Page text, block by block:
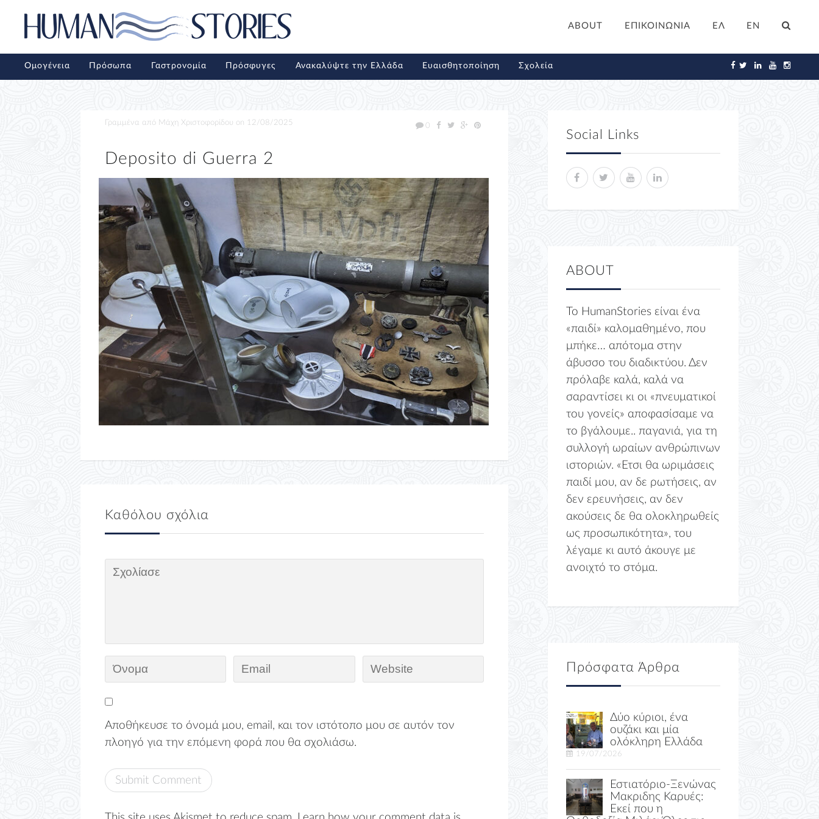
ABOUT ΕΠΙΚΟΙΝΩΝΙΑ ΕΛ EN
Ομογένεια Πρόσωπα Γαστρονομία Πρόσφυγες Ανακαλύψτε την Ελλάδα Ευαισθητοποίηση Σχολεία
Γραμμένα από Μάχη Χριστοφορίδου on 12/08/2025 0
Deposito di Guerra 2
Καθόλου σχόλια
Αποθήκευσε το όνομά μου, email, και τον ιστότοπο μου σε αυτόν τον
πλοηγό για την επόμενη φορά που θα σχολιάσω.
Social Links
ABOUT
Το HumanStories είναι ένα
«παιδί» καλομαθημένο, που
μπήκε… απότομα στην
άβυσσο του διαδικτύου. Δεν
πρόλαβε καλά, καλά να
σαραντίσει κι οι «πνευματικοί
του γονείς» αποφασίσαμε να
το βγάλουμε.. παγανιά, για τη
συλλογή ωραίων ανθρώπινων
ιστοριών. «Ετσι θα ωριμάσεις
παιδί μου, αν δε ρωτήσεις, αν
δεν ερευνήσεις, αν δεν
ακούσεις δε θα ολοκληρωθείς
ως προσωπικότητα», του
λέγαμε κι αυτό άκουγε με
ανοιχτό το στόμα.
Πρόσφατα Άρθρα
Δύο κύριοι, ένα
ουζάκι και μία
ολόκληρη Ελλάδα
19/07/2026
Εστιατόριο-Ξενώνας
Μακριδης Καρυές:
Εκεί που η